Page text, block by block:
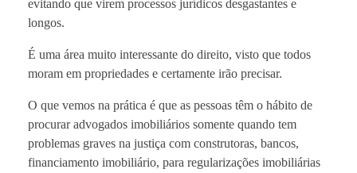
evitando que virem processos jurídicos desgastantes e
longos.
É uma área muito interessante do direito, visto que todos
moram em propriedades e certamente irão precisar.
O que vemos na prática é que as pessoas têm o hábito de
procurar advogados imobiliários somente quando tem
problemas graves na justiça com construtoras, bancos,
financiamento imobiliário, para regularizações imobiliárias